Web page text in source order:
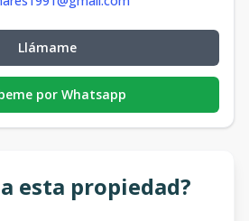
Llámame
por Whatsapp
esta propiedad?